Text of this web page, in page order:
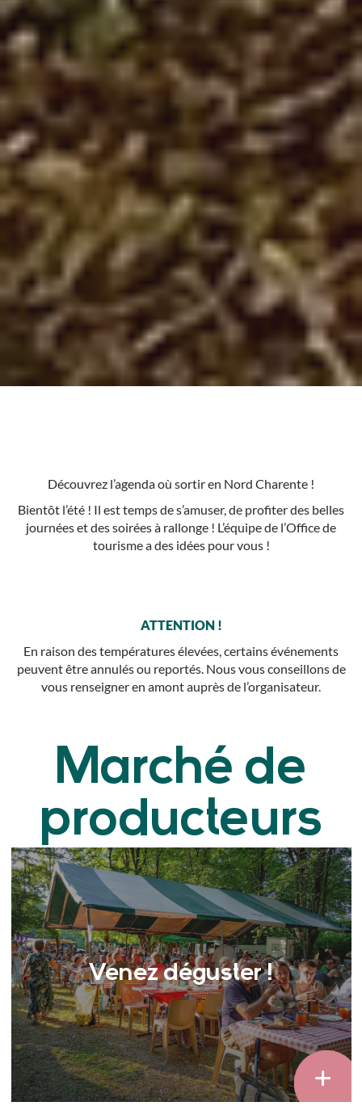
Découvrez l’agenda où sortir en Nord Charente !
Bientôt l’été ! Il est temps de s’amuser, de profiter des belles
journées et des soirées à rallonge ! L’équipe de l’Office de
tourisme a des idées pour vous !
ATTENTION !
En raison des températures élevées, certains événements
peuvent être annulés ou reportés. Nous vous conseillons de
vous renseigner en amont auprès de l’organisateur.
Marché de
producteurs
Venez déguster !